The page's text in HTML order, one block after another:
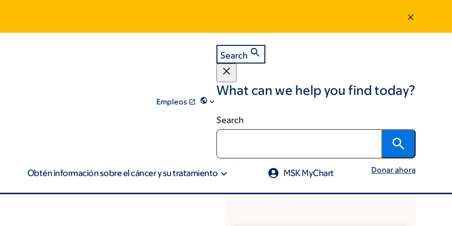
Empleos
Search
What can we help you find today?
Search
Obtén información sobre el cáncer y su tratamiento MSK MyChart Donar ahora